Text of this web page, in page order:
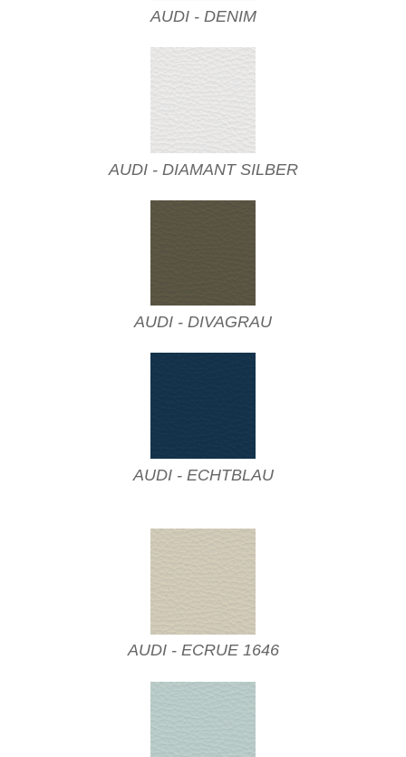
AUDI - DENIM
AUDI - DIAMANT SILBER
AUDI - DIVAGRAU
AUDI - ECHTBLAU
AUDI - ECRUE 1646